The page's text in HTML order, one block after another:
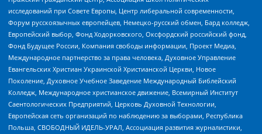
исследований при Совете Европы, Центр либеральной современности,
Форум русскоязычных европейцев, Немецко-русский обмен, Бард колледж,
Европейский выбор, Фонд Ходорковского, Оксфордский российский фонд,
Фонд Будущее России, Компания свободы информации, Проект Медиа,
Международное партнерство за права человека, Духовное Управление
Евангельских Христиан Украинской Христианской Церкви, Новое
Поколение, Духовное Учебное Заведение Международный Библейский
Колледж, Международное христианское движение, Всемирный Институт
Саентологических Предприятий, Церковь Духовной Технологии,
Европейская сеть организаций по наблюдению за выборами, Республика
Польша, СВОБОДНЫЙ ИДЕЛЬ-УРАЛ, Ассоциация развития журналистики,